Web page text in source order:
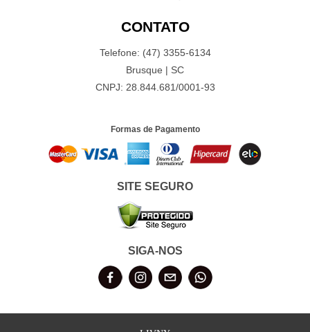
CONTATO
Telefone: (47) 3355-6134
Brusque | SC
CNPJ: 28.844.681/0001-93
Formas de Pagamento
SITE SEGURO
SIGA-NOS